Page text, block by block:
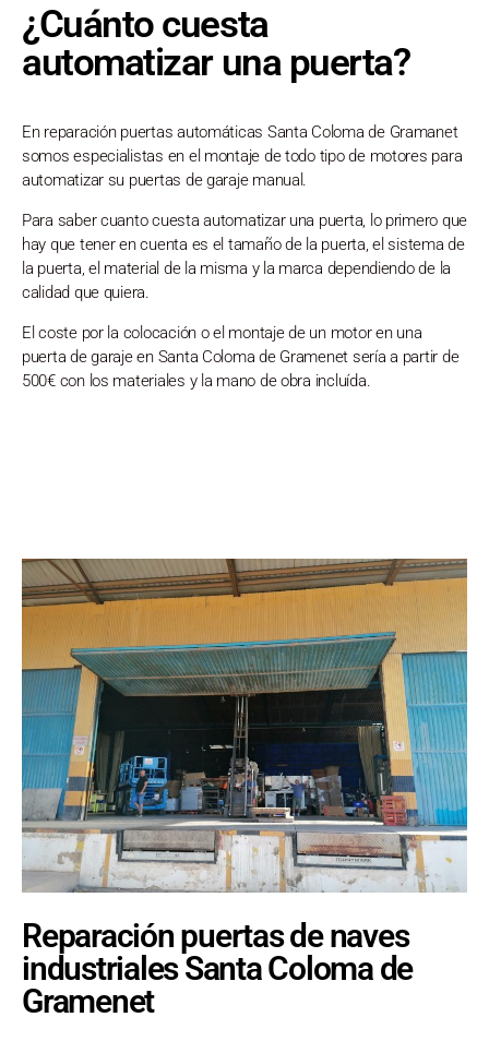
¿Cuánto cuesta
automatizar una puerta?
En reparación puertas automáticas Santa Coloma de Gramanet
somos especialistas en el montaje de todo tipo de motores para
automatizar su puertas de garaje manual.
Para saber cuanto cuesta automatizar una puerta, lo primero que
hay que tener en cuenta es el tamaño de la puerta, el sistema de
la puerta, el material de la misma y la marca dependiendo de la
calidad que quiera.
El coste por la colocación o el montaje de un motor en una
puerta de garaje en Santa Coloma de Gramenet sería a partir de
500€ con los materiales y la mano de obra incluída.
Reparación puertas de naves
industriales Santa Coloma de
Gramenet